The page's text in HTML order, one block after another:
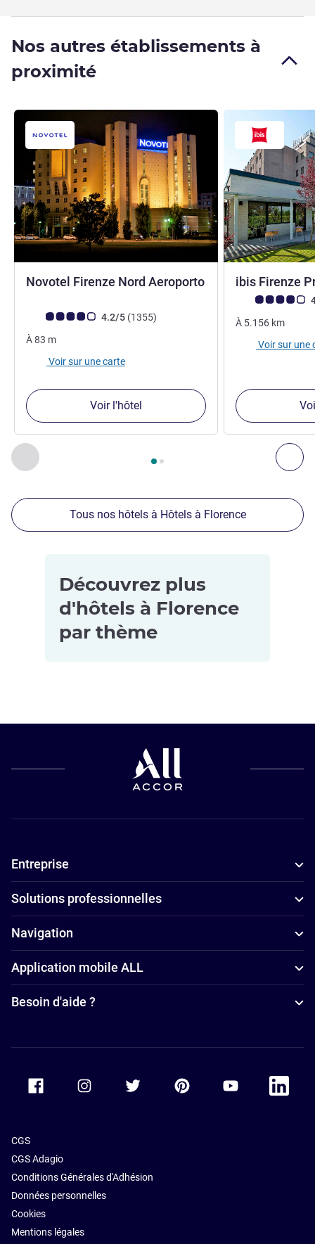
Nos autres établissements à
proximité
Précédent - Nos autres établissements à proximité
Page , Nos autres établissements à proximité 1 :,
Novotel Firenze Nord Aeroporto
Note Avis clients (Note ALL)
4.2/5 (1355avis
)
À83 m
Voir sur une carte
Voir l'hôtel
ibis Firenze
Note Avis clients
À 5.156 km
Voir sur une
Tous nos hôtels à Hôtels à Florence
Découvrez plus
d'hôtels à Florence
par thème
familles à
Hôtels avec
parking à
Florence
Hôtels
4 étoiles à
Florence
Entreprise
Solutions professionnelles
Navigation
Application mobile ALL
Besoin d'aide ?
Accor Facebook Accor TwitterAccor PinterestAccor Youtube
Accor
CGS
CGS Adagio
Conditions Générales d'Adhésion
Données personnelles
Cookies
Mentions légales